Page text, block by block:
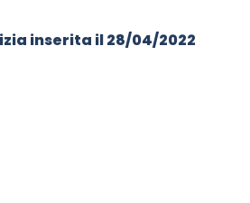
inserita il28/04/2022